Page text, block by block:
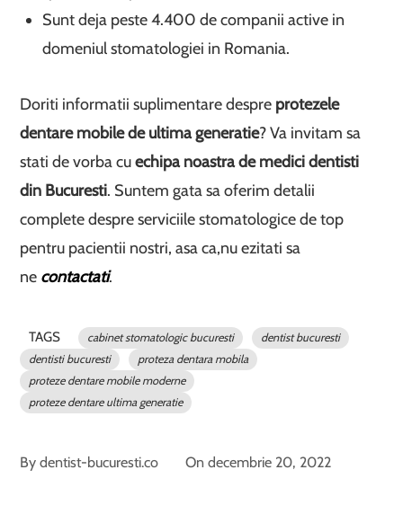
Sunt deja peste 4.400 de companii active in
domeniul stomatologiei in Romania.
Doriti informatii suplimentare despre protezele
dentare mobile de ultima generatie? Va invitam sa
stati de vorba cuechipa noastra de medici dentisti
din Bucuresti. Suntem gata sa oferim detalii
complete despre serviciile stomatologice de top
pentru pacientii nostri, asa ca,nu ezitati sa
ne contactati.
TAGS cabinet stomatologic bucuresti
dentist bucuresti
dentisti bucuresti
proteza dentara mobila
proteze dentare mobile moderne
proteze dentare ultima generatie
Bydentist-bucuresti.co Ondecembrie 20, 2022